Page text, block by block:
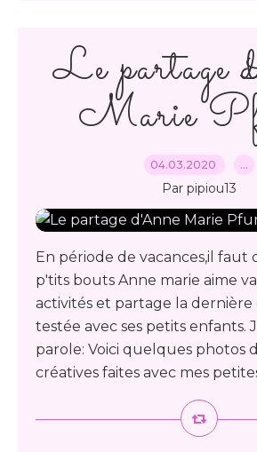
Le partage
Marie
04.03.2020 …
Par pipiou13
En période de vacances,il faut
p'tits bouts Anne marie aime
activités et partage la dernière
testée avec ses petits enfants.
parole: Voici quelques photos
créatives faites avec mes